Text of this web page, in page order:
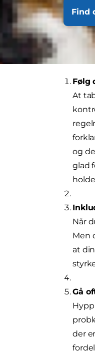
Find
råd om
Her er
igennem.
Følg
At
og
glad
Når
Men
at
Gå
der